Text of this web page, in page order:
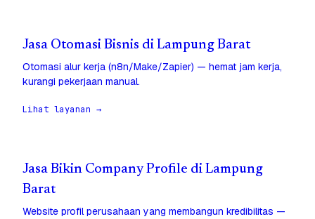
Jasa Otomasi Bisnis di Lampung Barat
Otomasi alur kerja (n8n/Make/Zapier) — hemat jam kerja,
kurangi pekerjaan manual.
Lihat layanan →
Jasa Bikin Company Profile di Lampung
Barat
Website profil perusahaan yang membangun kredibilitas —